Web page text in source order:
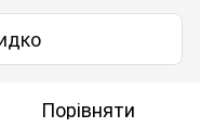
Порівняти